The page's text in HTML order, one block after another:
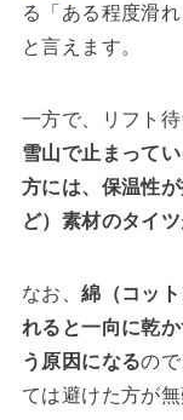
る「ある程度滑
と言えます。
一方で、リフト
雪山で止まって
方には、保温性
ど）素材のタイツ
なお、綿（コッ
れると一向に乾
う原因になるの
ては避けた方が無